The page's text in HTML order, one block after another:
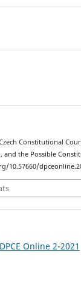
Constitutional
and the Possible
10.57660/
Online 2-2021